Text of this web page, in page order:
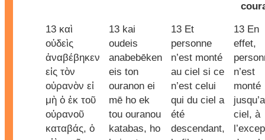
13 καὶ
οὐδεὶς
ἀναβέβηκεν
εἰς τὸν
οὐρανὸν εἰ
μὴ ὁ ἐκ τοῦ
οὐρανοῦ
καταβάς, ὁ
13 kai
oudeis
anabebēken
eis ton
ouranon ei
mē ho ek
tou ouranou
katabas, ho
13 Et
personne
n’est monté
au ciel si ce
n’est celui
qui du ciel a
été
descendant,
13 En
effet,
n’est
monté
ciel, à